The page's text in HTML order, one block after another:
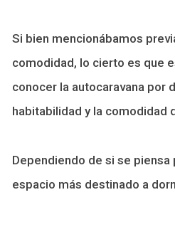
Si bien mencionábamos
comodidad, lo cierto es que
conocer la autocaravana por
habitabilidad y la comodidad
Dependiendo de si se
espacio más destinado a